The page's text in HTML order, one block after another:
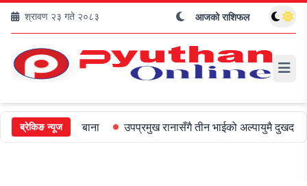
श्रावण २३ गते २०८३ आजको राशिफल
ब्रेकिङ न्यूज
जरिबाना उपप्रमुख रानासँगै तीन भाईको अल्पायुमै दुखद निधन